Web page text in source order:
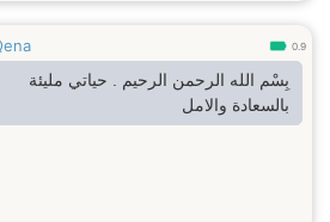
0.9
بِسْم الله الرحمن الرحيم . حياتي مليئة
بالسعادة والامل